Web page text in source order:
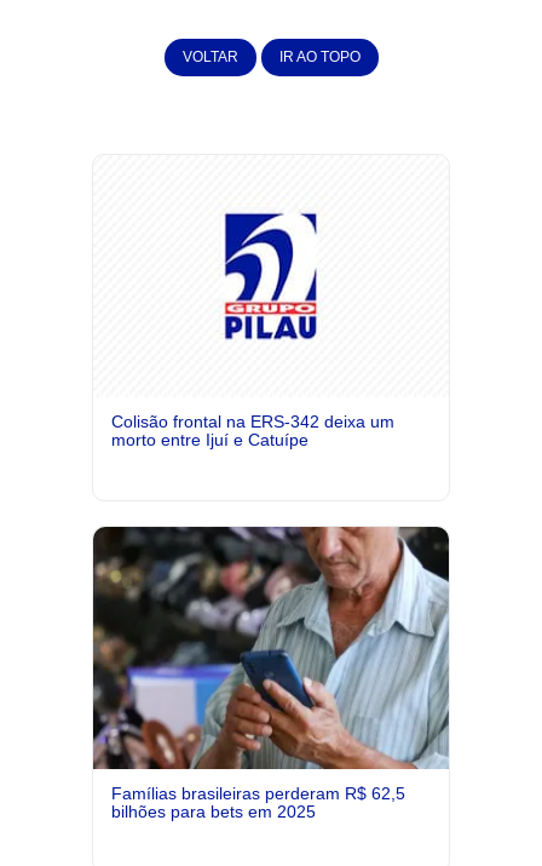
VOLTAR IR AO TOPO
Colisão frontal na ERS-342 deixa um
morto entre Ijuí e Catuípe
Famílias brasileiras perderam R$ 62,5
bilhões para bets em 2025